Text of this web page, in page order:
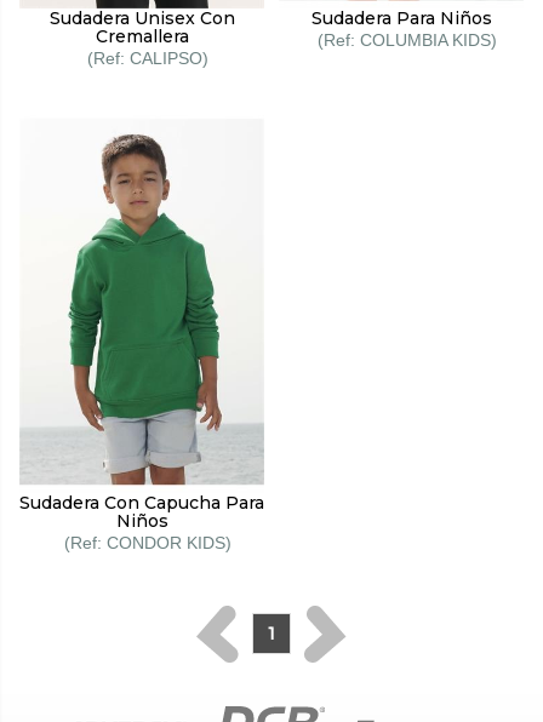
Sudadera Unisex Con
Cremallera
CALIPSO
Sudadera Para Niños
COLUMBIA KIDS
Sudadera Con Capucha Para
Niños
CONDOR KIDS
1